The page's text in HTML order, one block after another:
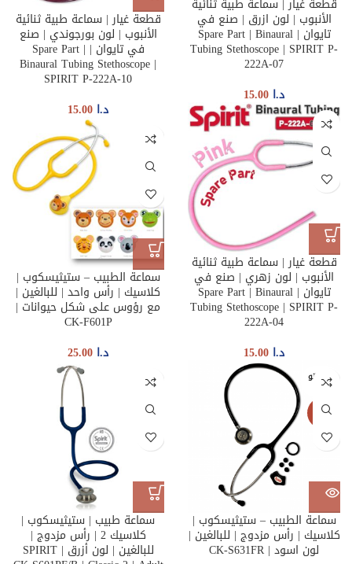
قطعة غيار | سماعة طبية ثنائية
الأنبوب | لون ازرق | صنع في
تايوان | Spare Part | Binaural
Tubing Stethoscope | SPIRIT P-
222A-07
د.ا 15.00
قطعة غيار | سماعة طبية ثنائية
الأنبوب | لون بورجوندي | صنع
في تايوان | Spare Part |
Binaural Tubing Stethoscope |
SPIRIT P-222A-10
د.ا 15.00
قطعة غيار | سماعة طبية ثنائية
الأنبوب | لون زهري | صنع في
تايوان | Spare Part | Binaural
Tubing Stethoscope | SPIRIT P-
222A-04
د.ا 15.00
سماعة الطبيب – ستيثيسكوب |
كلاسيك | رأس واحد | للبالغين |
مع رؤوس على شكل حيوانات |
CK-F601P
د.ا 25.00
غير متو
فر
جديدنا
سماعة الطبيب – ستيثيسكوب |
كلاسيك | رأس مزدوج | للبالغين |
لون اسود | CK-S631FR
سماعة طبيب | ستيثيسكوب |
كلاسيك 2 | رأس مزدوج |
للبالغين | لون أزرق | SPIRIT